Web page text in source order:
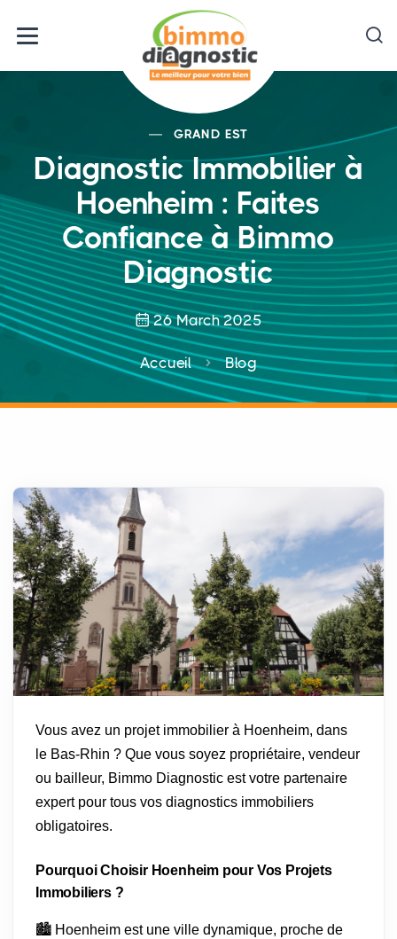
GRAND EST
Diagnostic Immobilier à
Hoenheim : Faites
Confiance à Bimmo
Diagnostic
26 March 2025
Accueil Blog
Vous avez un projet immobilier à Hoenheim, dans
le Bas-Rhin ? Que vous soyez propriétaire, vendeur
ou bailleur, Bimmo Diagnostic est votre partenaire
expert pour tous vos diagnostics immobiliers
obligatoires.
Pourquoi Choisir Hoenheim pour Vos Projets
Immobiliers ?
🏙️ Hoenheim est une ville dynamique, proche de